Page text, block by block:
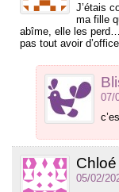
J’étais
ma fille
abîme, elle les perd…
pas tout avoir
07/
Chloé
05/02/